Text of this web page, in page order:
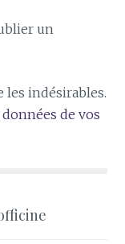
un
les indésirables.
de vos